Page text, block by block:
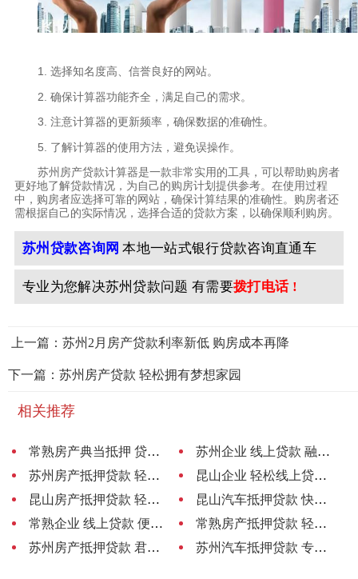
1. 选择知名度高、信誉良好的网站。
2. 确保计算器功能齐全，满足自己的需求。
3. 注意计算器的更新频率，确保数据的准确性。
5. 了解计算器的使用方法，避免误操作。
苏州房产贷款计算器是一款非常实用的工具，可以帮助购房者
更好地了解贷款情况，为自己的购房计划提供参考。在使用过程
中，购房者应选择可靠的网站，确保计算结果的准确性。购房者还
需根据自己的实际情况，选择合适的贷款方案，以确保顺利购房。
苏州贷款咨询网 本地一站式银行贷款咨询直通车
专业为您解决苏州贷款问题 有需要拨打电话 !
上一篇：苏州2月房产贷款利率新低 购房成本再降
下一篇：苏州房产贷款 轻松拥有梦想家园
相关推荐
常熟房产典当抵押 贷款轻松解决
苏州企业 线上贷款 融资新通道
苏州房产抵押贷款 轻松贷出财富路
昆山企业 轻松线上贷款 资金无忧
昆山房产抵押贷款 轻松贷 手续简便
昆山汽车抵押贷款 快速放款 安心无忧
常熟企业 线上贷款 便捷融资新选择
常熟房产抵押贷款 轻松贷
苏州房产抵押贷款 君联助力轻松融资
苏州汽车抵押贷款 专业中介服务